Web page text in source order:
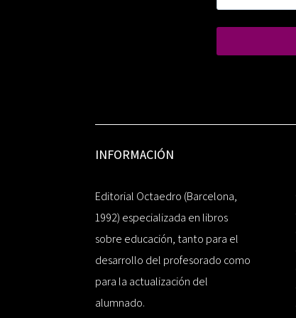
INFORMACIÓN
Editorial Octaedro (Barcelona,
1992) especializada en libros
sobre educación, tanto para el
desarrollo del profesorado como
para la actualización del
alumnado.